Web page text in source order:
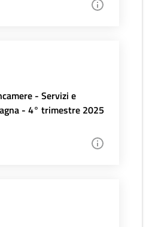
- Servizi e
- 4° trimestre 2025